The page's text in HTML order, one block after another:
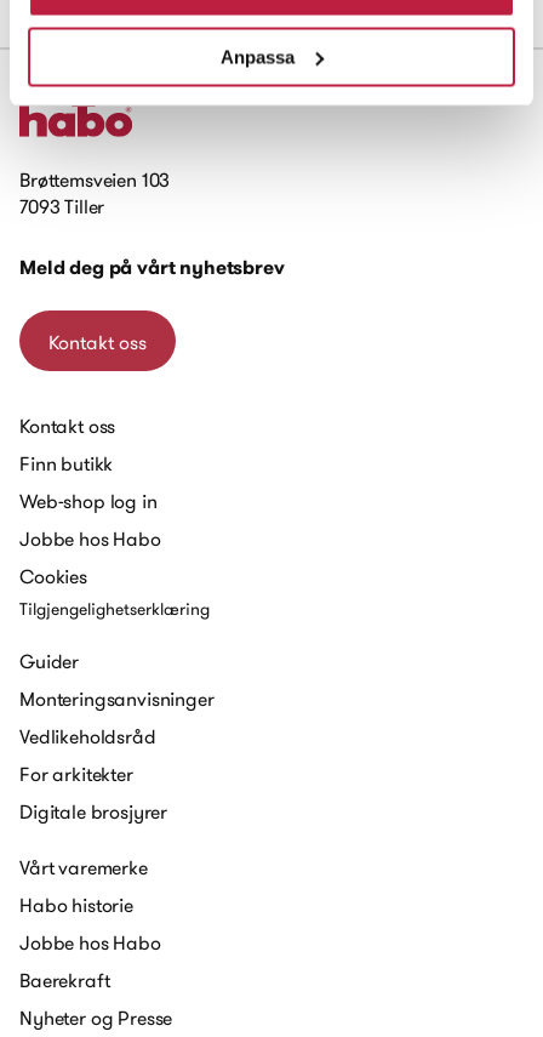
Anpassa
Brøttemsveien 103
7093 Tiller
Meld deg på vårt nyhetsbrev
Kontakt oss
Kontakt oss
Finn butikk
Web-shop log in
Jobbe hos Habo
Cookies
Tilgjengelighetserklæring
Guider
Monteringsanvisninger
Vedlikeholdsråd
For arkitekter
Digitale brosjyrer
Vårt varemerke
Habo historie
Jobbe hos Habo
Baerekraft
Nyheter og Presse